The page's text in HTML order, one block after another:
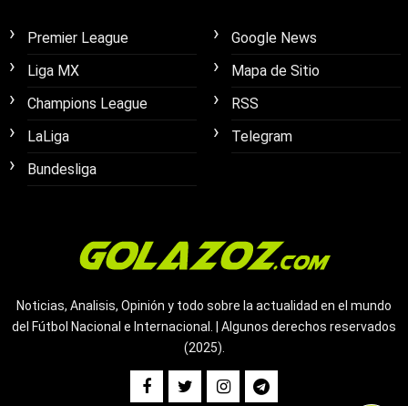
Premier League
Liga MX
Champions League
LaLiga
Bundesliga
Google News
Mapa de Sitio
RSS
Telegram
Noticias, Analisis, Opinión y todo sobre la actualidad en el mundo
del Fútbol Nacional e Internacional. | Algunos derechos reservados
(2025).